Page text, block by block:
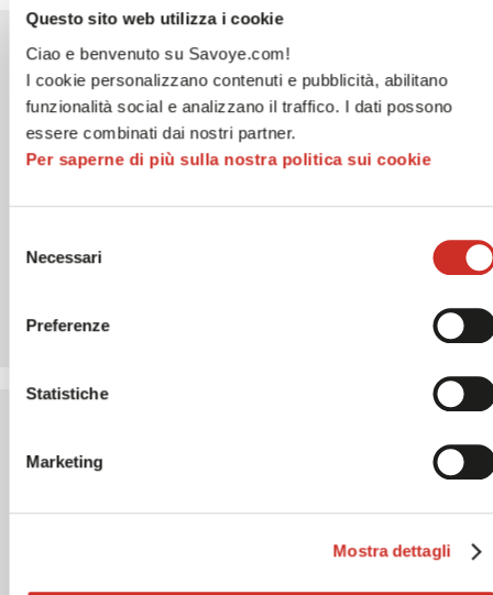
Questo sito web utilizza i cookie
Ciao e benvenuto su Savoye.com!
I cookie personalizzano contenuti e pubblicità, abilitano
funzionalità social e analizzano il traffico. I dati possono
essere combinati dai nostri partner.
Per saperne di più sulla nostra politica sui cookie
delNecessari
Preferenze
Statistiche
Marketing
Mostra dettagli
01
Vai al livello successivo
processi goods-to-person e goods-to-robot
02